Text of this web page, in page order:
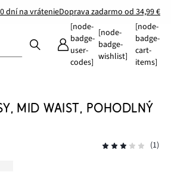
dní na vrátenieDoprava zadarmo od 34,99 €
[node-
badge-
user-
codes]
[node-
badge-
wishlist]
[node-
badge-
cart-
items]
MID WAIST, POHODLNÝ
(1)